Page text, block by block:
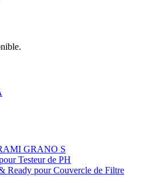
GRANO S
Testeur de PH
Ready pour Couvercle de Filtre